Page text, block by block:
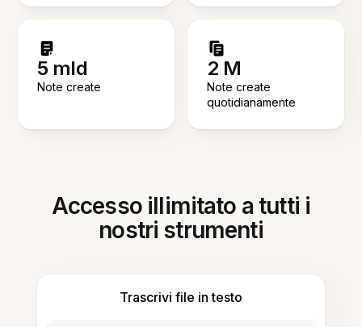
5 mld
Note create
2 M
Note create
quotidianamente
Accesso illimitato a tutti i
nostri strumenti
Trascrivi file in testo